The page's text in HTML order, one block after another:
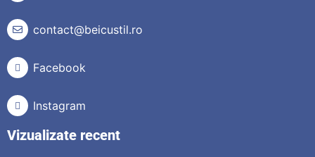
contact@beicustil.ro
Facebook
Instagram
Vizualizate recent